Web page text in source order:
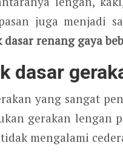
juga menjadi
renang gaya
dasar
yang sangat
gerakan lengan
mengalami